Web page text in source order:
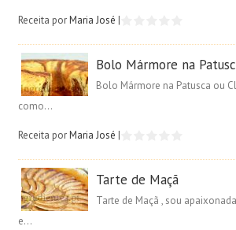
Receita porMaria José |
Bolo Mármore na
Bolo Mármore na Patusca ou
como...
Receita porMaria José |
Tarte de Maçã
Tarte de Maçã , sou
e...